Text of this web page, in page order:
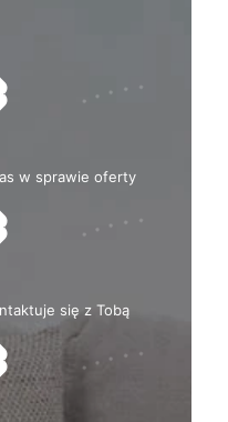
w sprawie oferty
się z Tobą